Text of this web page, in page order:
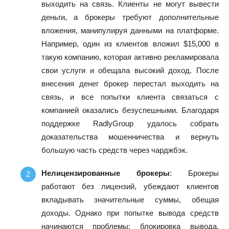
выходить на связь. Клиенты не могут вывести
деньги, а брокеры требуют дополнительные
вложения, манипулируя данными на платформе.
Например, один из клиентов вложил $15,000 в
такую компанию, которая активно рекламировала
свои услуги и обещала высокий доход. После
внесения денег брокер перестал выходить на
связь, и все попытки клиента связаться с
компанией оказались безуспешными. Благодаря
поддержке RadlyGroup удалось собрать
доказательства мошенничества и вернуть
большую часть средств через чарджбэк.
Нелицензированные брокеры: Брокеры
работают без лицензий, убеждают клиентов
вкладывать значительные суммы, обещая
доходы. Однако при попытке вывода средств
начинаются проблемы: блокировка вывода,